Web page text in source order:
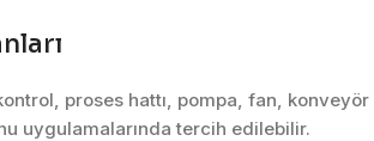
proses hattı, pompa, fan, konveyör
uygulamalarında tercih edilebilir.